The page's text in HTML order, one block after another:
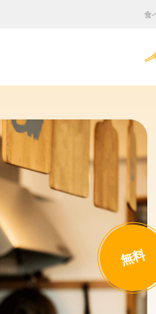
食
無料